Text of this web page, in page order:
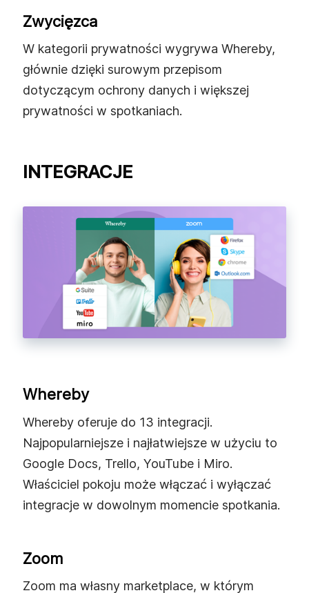
Zwycięzca
W kategorii prywatności wygrywa Whereby,
głównie dzięki surowym przepisom
dotyczącym ochrony danych i większej
prywatności w spotkaniach.
INTEGRACJE
Whereby
Whereby oferuje do 13 integracji.
Najpopularniejsze i najłatwiejsze w użyciu to
Google Docs, Trello, YouTube i Miro.
Właściciel pokoju może włączać i wyłączać
integracje w dowolnym momencie spotkania.
Zoom
Zoom ma własny marketplace, w którym